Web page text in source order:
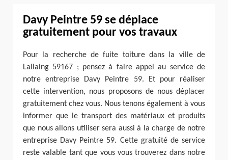
Davy Peintre 59 se déplace
gratuitement pour vos travaux
Pour la recherche de fuite toiture dans la ville de
Lallaing 59167 ; pensez à faire appel au service de
notre entreprise Davy Peintre 59. Et pour réaliser
cette intervention, nous proposons de nous déplacer
gratuitement chez vous. Nous tenons également à vous
informer que le transport des matériaux et produits
que nous allons utiliser sera aussi à la charge de notre
entreprise Davy Peintre 59. Cette gratuité de service
reste valable tant que vous vous trouverez dans notre